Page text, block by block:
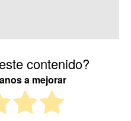
contenido?
a mejorar